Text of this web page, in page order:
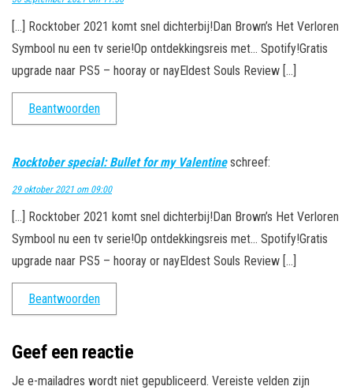
[…] Rocktober 2021 komt snel dichterbij!Dan Brown’s Het Verloren
Symbool nu een tv serie!Op ontdekkingsreis met… Spotify!Gratis
upgrade naar PS5 – hooray or nayEldest Souls Review […]
Beantwoorden
Rocktober special: Bullet for my Valentine schreef:
29 oktober 2021 om 09:00
[…] Rocktober 2021 komt snel dichterbij!Dan Brown’s Het Verloren
Symbool nu een tv serie!Op ontdekkingsreis met… Spotify!Gratis
upgrade naar PS5 – hooray or nayEldest Souls Review […]
Beantwoorden
Geef een reactie
Je e-mailadres wordt niet gepubliceerd. Vereiste velden zijn